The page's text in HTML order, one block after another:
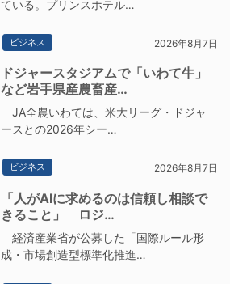
ている。プリンスホテル…
ビジネス 2026年8月7日
ドジャースタジアムで「いわて牛」
など岩手県産農畜産…
JA全農いわては、米大リーグ・ドジャ
ースとの2026年シー…
ビジネス 2026年8月7日
「人がAIに求めるのは信頼し相談で
きること」 ロジ…
経済産業省が公募した「国際ルール形
成・市場創造型標準化推進…